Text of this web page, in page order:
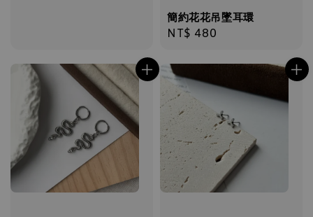
簡約花花吊墜耳環
Regular
NT$ 480